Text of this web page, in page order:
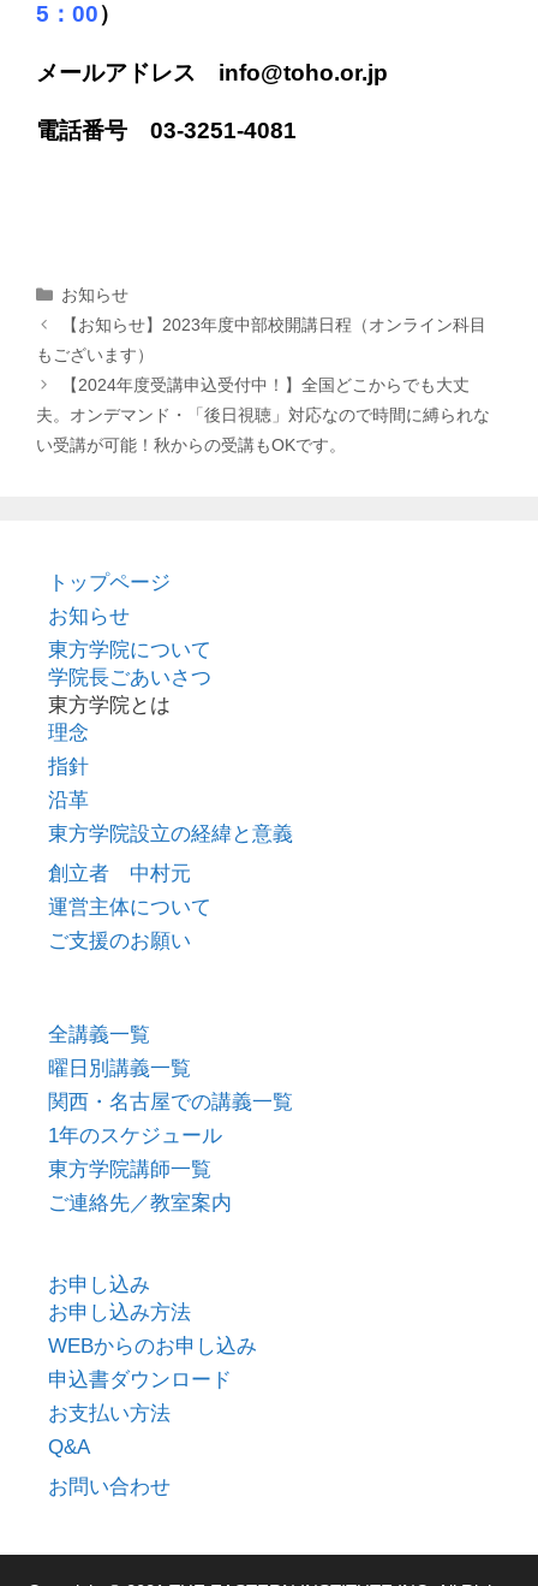
5：00）
メールアドレス info@toho.or.jp
電話番号 03-3251-4081
カ
テ
リ
ー
お知らせ
【お知らせ】2023年度中部校開講日程（オンライン科目
もございます）
【2024年度受講申込受付中！】全国どこからでも大丈
夫。オンデマンド・「後日視聴」対応なので時間に縛られな
い受講が可能！秋からの受講もOKです。
トップページ
お知らせ
東方学院について
学院長ごあいさつ
東方学院とは
理念
指針
沿革
東方学院設立の経緯と意義
創立者 中村元
運営主体について
ご支援のお願い
全講義一覧
曜日別講義一覧
関西・名古屋での講義一覧
1年のスケジュール
東方学院講師一覧
ご連絡先／教室案内
お申し込み
お申し込み方法
WEBからのお申し込み
申込書ダウンロード
お支払い方法
Q&A
お問い合わせ